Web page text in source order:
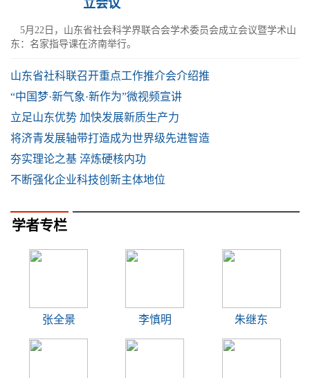
立会议
5月22日，山东省社会科学界联合会学术委员会成立会议暨学术山
东：名家指导课在济南举行。
山东省社科联召开重点工作推介会介绍推
“中国梦·新气象·新作为”微视频宣讲
立足山东优势 加快发展新质生产力
将济青发展轴带打造成为世界级先进智造
夯实理论之基 淬炼硬核内功
不断强化企业科技创新主体地位
学者专栏
张全景 李慎明 朱继东